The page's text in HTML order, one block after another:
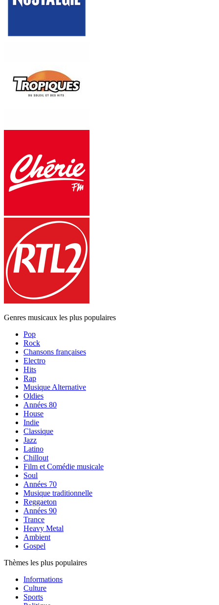
Genres musicaux les plus populaires
Pop
Rock
Chansons françaises
Electro
Hits
Rap
Musique Alternative
Oldies
Années 80
House
Indie
Classique
Jazz
Latino
Chillout
Film et Comédie musicale
Soul
Années 70
Musique traditionnelle
Reggaeton
Années 90
Trance
Heavy Metal
Ambient
Gospel
Thèmes les plus populaires
Informations
Culture
Sports